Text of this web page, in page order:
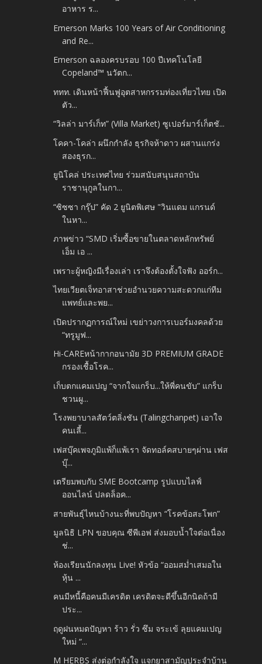
อาหาร ร...
Emerson Marks 100 Years of Air Conditioning
and Re...
Emerson ฉลองครบรอบ 100 ปีเทคโนโลยี
Copeland™ นวัตก...
ททท. เดินหน้าฟื้นฟูอุตสาหกรรมท่องเที่ยวไทย เปิด
ตัว...
“วิลล่า มาร์เก็ท” (Villa Market) ซูเปอร์มาร์เก็ตชั...
โคคา-โคล่า ผนึกกำลัง ธุรกิจห้าดาว ผสานแกร่ง
สองธุรก...
ยูนิโคล่ ประเทศไทย ร่วมสนับสนุนสถาบัน
ราชานุกูลในกา...
“ซิซซา กรุ๊ป” คัด 2 ยูนิตพิเศษ "วินแดม แกรนด์
ในหา...
ภาพข่าว “SMD เริ่มซื้อขายในตลาดหลักทรัพย์
เอ็ม เอ ...
เพราะผู้หญิงมีเรื่องเล่า เราจึงต้องตั้งใจฟัง ออร์ก...
ไทยเวียตเจ็ทอาสาช่วยอำนวยความสะดวกแก่ทีม
แพทย์และพย...
เปิดปรากฏการณ์ใหม่ เขย่าวงการเบอร์มงคลด้วย
“ทรูมูฟ...
Hi-CAREหน้ากากอนามัย 3D PREMIUM GRADE
กรองเชื้อโรค...
เก็บตกแคมเปญ “จากใจแกร็บ...ให้พี่คนขับ” แกร็บ
ชวนผู...
โรงพยาบาลสัตว์ตลิ่งชัน (Talingchanpet) เอาใจ
คนเลี้...
เฟสบุ๊คเพจภูมิแพ้ก็แพ้เรา จัดทอล์คสบายๆผ่าน เฟส
บุ๊...
เตรียมพบกับ SME Bootcamp รูปแบบไลฟ์
ออนไลน์ ปลดล็อค...
สายพันธุ์ไหนบ้างนะที่พบปัญหา “โรคข้อสะโพก”
มูลนิธิ LPN ขอบคุณ ซีพีเอฟ ส่งมอบน้ำใจต่อเนื่อง
ช่...
ห้องเรียนนักลงทุน Live! หัวข้อ “ออมสม่ำเสมอใน
หุ้น ...
คนมีหนี้คือคนมีเครดิต เครดิตจะดีขึ้นอีกนิดถ้ามี
ประ...
ฤดูฝนหมดปัญหา ร้าว รั่ว ซึม จระเข้ ลุยแคมเปญ
ใหม่ “...
M HERBS ส่งต่อกำลังใจ แจกยาสามัญประจำบ้าน